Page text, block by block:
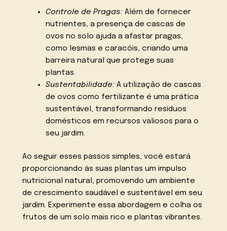
Controle de Pragas:Além de fornecer
nutrientes, a presença de cascas de
ovos no solo ajuda a afastar pragas,
como lesmas e caracóis, criando uma
barreira natural que protege suas
plantas.
Sustentabilidade:A utilização de cascas
de ovos como fertilizante é uma prática
sustentável, transformando resíduos
domésticos em recursos valiosos para o
seu jardim.
Ao seguir esses passos simples, você estará
proporcionando às suas plantas um impulso
nutricional natural, promovendo um ambiente
de crescimento saudável e sustentável em seu
jardim. Experimente essa abordagem e colha os
frutos de um solo mais rico e plantas vibrantes.